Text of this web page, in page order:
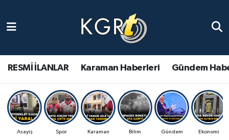
RESMİ İLANLAR Karaman Haberleri Gündem
Asayiş Spor Karaman Bilim Gündem Ekonomi
Gündem Haberleri
Güncel Haberler
Spor Haberleri